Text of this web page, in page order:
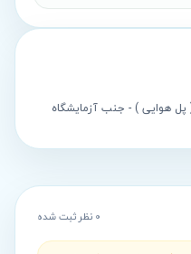
پل هوایی ) - جنب آزمایشگاه
0 نظر ثبت شده